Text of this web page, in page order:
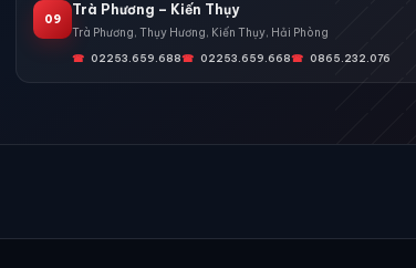
09
Trà Phương – Kiến Thụy
Trà Phương, Thụy Hương, Kiến Thụy, Hải Phòng
02253.659.688 02253.659.668 0865.232.076